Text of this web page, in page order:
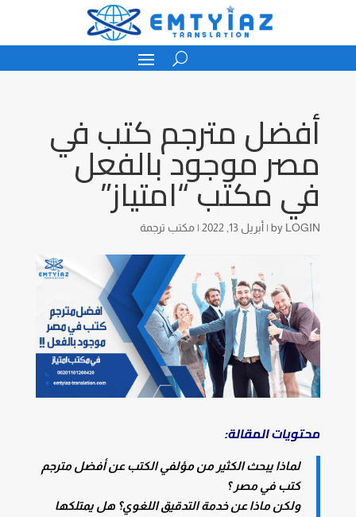
أفضل مترجم كتب في
مصر موجود بالفعل
في مكتب “امتياز”
by LOGIN
| أبريل 13, 2022 | مكتب ترجمة
محتويات المقالة:
لماذا يبحث الكثير من مؤلفي الكتب عن أفضل مترجم
كتب في مصر ؟
ولكن ماذا عن خدمة التدقيق اللغوي؟ هل يمتلكها